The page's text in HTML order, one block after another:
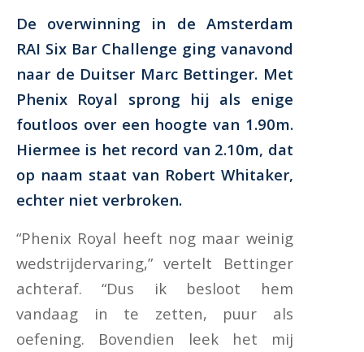
De overwinning in de Amsterdam
RAI Six Bar Challenge ging vanavond
naar de Duitser Marc Bettinger. Met
Phenix Royal sprong hij als enige
foutloos over een hoogte van 1.90m.
Hiermee is het record van 2.10m, dat
op naam staat van Robert Whitaker,
echter niet verbroken.
“Phenix Royal heeft nog maar weinig
wedstrijdervaring,” vertelt Bettinger
achteraf. “Dus ik besloot hem
vandaag in te zetten, puur als
oefening. Bovendien leek het mij